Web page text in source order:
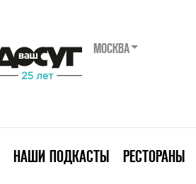
МОСКВА
НАШИ ПОДКАСТЫ РЕСТОРАНЫ